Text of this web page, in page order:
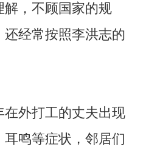
，不顾国家的规
经常按照李洪志的
外打工的丈夫出现
鸣等症状，邻居们